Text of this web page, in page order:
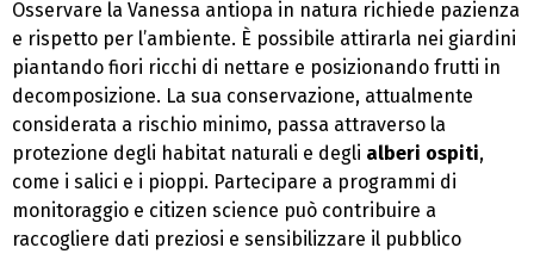
Osservare la Vanessa antiopa in natura richiede pazienza
e rispetto per l’ambiente. È possibile attirarla nei giardini
piantando fiori ricchi di nettare e posizionando frutti in
decomposizione. La sua conservazione, attualmente
considerata a rischio minimo, passa attraverso la
protezione degli habitat naturali e degli alberi ospiti,
come i salici e i pioppi. Partecipare a programmi di
monitoraggio e citizen science può contribuire a
raccogliere dati preziosi e sensibilizzare il pubblico